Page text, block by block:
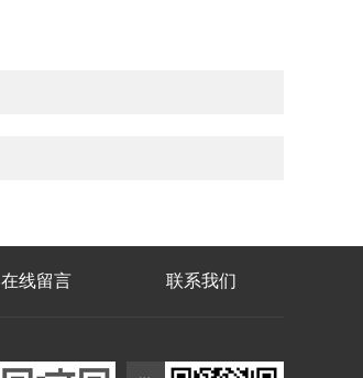
在线留言 联系我们